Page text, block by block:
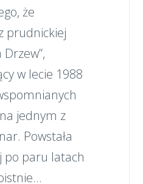
że
prudnickiej
w lecie 1988
jednym z
Powstała
po paru latach